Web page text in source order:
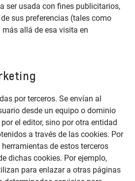
ser usada con fines publicitarios,
sus preferencias (tales como
allá de esa visita en
por terceros. Se envían al
desde un equipo o dominio
el editor, sino por otra entidad
a través de las cookies. Por
de estos terceros
dichas cookies. Por ejemplo,
para enlazar a otras páginas